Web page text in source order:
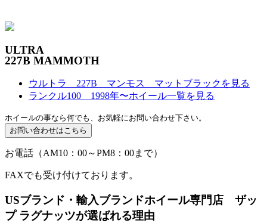
ULTRA
227B MAMMOTH
ウルトラ 227B マンモス マットブラックを見る
ランクル100 1998年〜ホイール一覧を見る
ホイールの事なら何でも、お気軽にお問い合わせ下さい。
お電話（AM10：00～PM8：00まで）
FAXでも受け付けております。
USブランド・輸入ブランドホイール専門店 ザッ
プ ラグナッツが選ばれる理由